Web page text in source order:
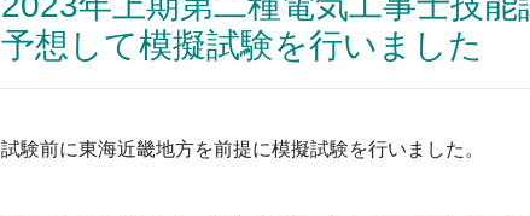
予想して模擬試験を行いました
試験前に東海近畿地方を前提に模擬試験を行いました。